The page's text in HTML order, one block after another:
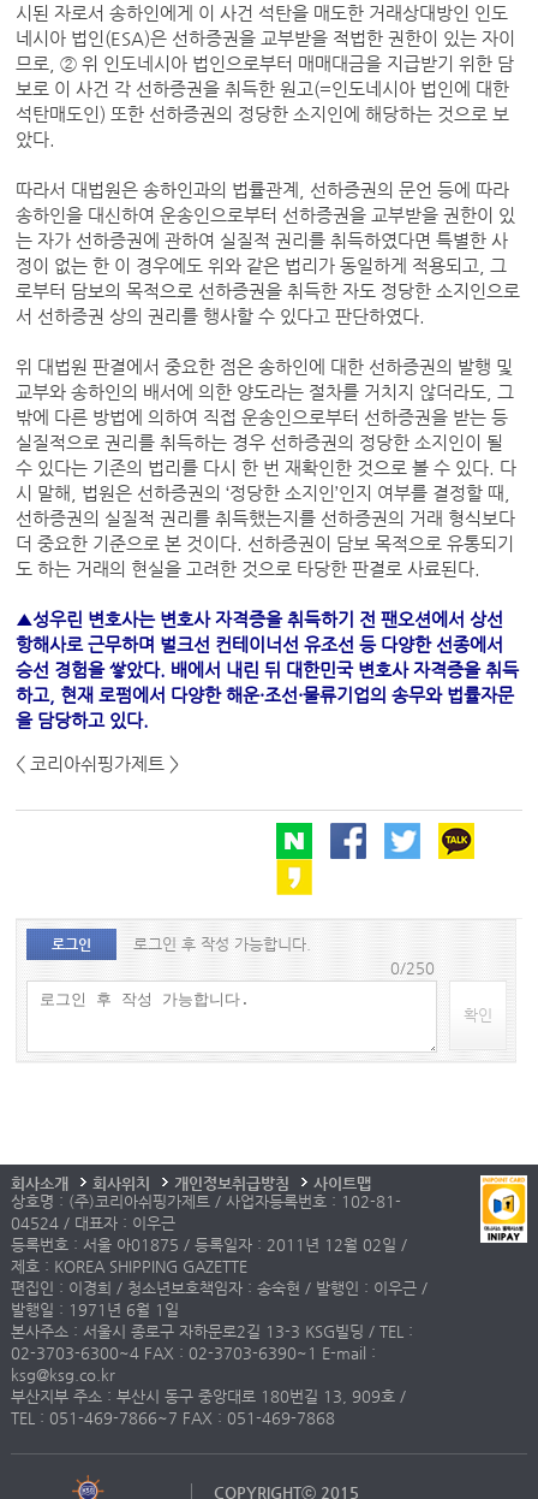
시된 자로서 송하인에게 이 사건 석탄을 매도한 거래상대방인 인도
네시아 법인(ESA)은 선하증권을 교부받을 적법한 권한이 있는 자이
므로, ② 위 인도네시아 법인으로부터 매매대금을 지급받기 위한 담
보로 이 사건 각 선하증권을 취득한 원고(=인도네시아 법인에 대한
석탄매도인) 또한 선하증권의 정당한 소지인에 해당하는 것으로 보
았다.
따라서 대법원은 송하인과의 법률관계, 선하증권의 문언 등에 따라
송하인을 대신하여 운송인으로부터 선하증권을 교부받을 권한이 있
는 자가 선하증권에 관하여 실질적 권리를 취득하였다면 특별한 사
정이 없는 한 이 경우에도 위와 같은 법리가 동일하게 적용되고, 그
로부터 담보의 목적으로 선하증권을 취득한 자도 정당한 소지인으로
서 선하증권 상의 권리를 행사할 수 있다고 판단하였다.
위 대법원 판결에서 중요한 점은 송하인에 대한 선하증권의 발행 및
교부와 송하인의 배서에 의한 양도라는 절차를 거치지 않더라도, 그
밖에 다른 방법에 의하여 직접 운송인으로부터 선하증권을 받는 등
실질적으로 권리를 취득하는 경우 선하증권의 정당한 소지인이 될
수 있다는 기존의 법리를 다시 한 번 재확인한 것으로 볼 수 있다. 다
시 말해, 법원은 선하증권의 ‘정당한 소지인’인지 여부를 결정할 때,
선하증권의 실질적 권리를 취득했는지를 선하증권의 거래 형식보다
더 중요한 기준으로 본 것이다. 선하증권이 담보 목적으로 유통되기
도 하는 거래의 현실을 고려한 것으로 타당한 판결로 사료된다.
▲성우린 변호사는 변호사 자격증을 취득하기 전 팬오션에서 상선
항해사로 근무하며 벌크선 컨테이너선 유조선 등 다양한 선종에서
승선 경험을 쌓았다. 배에서 내린 뒤 대한민국 변호사 자격증을 취득
하고, 현재 로펌에서 다양한 해운·조선·물류기업의 송무와 법률자문
을 담당하고 있다.
< 코리아쉬핑가제트 >
로그인
로그인 후 작성 가능합니다.
0/250
확인
회사소개 회사위치 개인정보취급방침
사이트맵
상호명 : (주)코리아쉬핑가제트 / 사업자등록번호 : 102-81-
04524 / 대표자 : 이우근
등록번호 : 서울 아01875 / 등록일자 : 2011년 12월 02일 /
제호 : KOREA SHIPPING GAZETTE
편집인 : 이경희 / 청소년보호책임자 : 송숙현 / 발행인 : 이우근 /
발행일 : 1971년 6월 1일
본사주소 : 서울시 종로구 자하문로2길 13-3 KSG빌딩 / TEL :
02-3703-6300~4 FAX : 02-3703-6390~1 E-mail :
ksg@ksg.co.kr
부산지부 주소 : 부산시 동구 중앙대로 180번길 13, 909호 /
TEL : 051-469-7866~7 FAX : 051-469-7868
COPYRIGHTⓒ 2015